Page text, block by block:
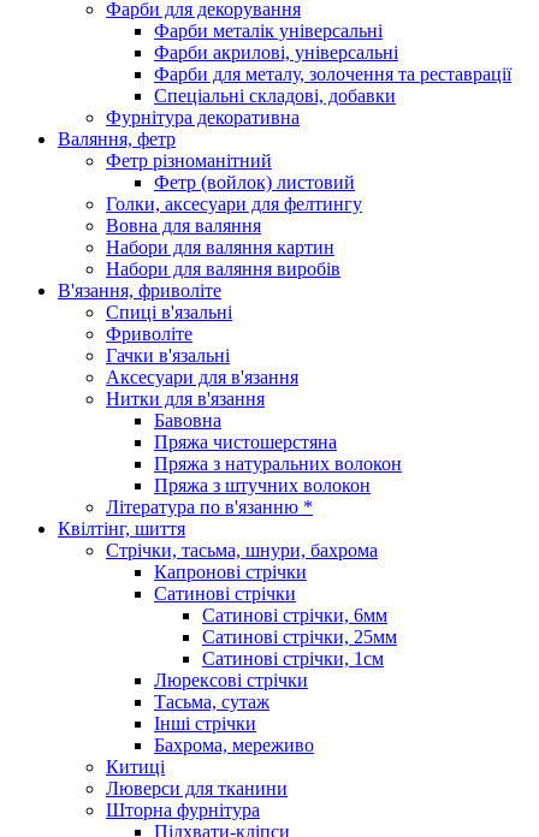
Фарби для декорування
Фарби металік універсальні
Фарби акрилові, універсальні
Фарби для металу, золочення та реставрації
Спеціальні складові, добавки
Фурнітура декоративна
Валяння, фетр
Фетр різноманітний
Фетр (войлок) листовий
Голки, аксесуари для фелтингу
Вовна для валяння
Набори для валяння картин
Набори для валяння виробів
В'язання, фриволіте
Спиці в'язальні
Фриволіте
Гачки в'язальні
Аксесуари для в'язання
Нитки для в'язання
Бавовна
Пряжа чистошерстяна
Пряжа з натуральних волокон
Пряжа з штучних волокон
Література по в'язанню *
Квілтінг, шиття
Стрічки, тасьма, шнури, бахрома
Капронові стрічки
Сатинові стрічки
Сатинові стрічки, 6мм
Сатинові стрічки, 25мм
Сатинові стрічки, 1см
Люрексові стрічки
Тасьма, сутаж
Інші стрічки
Бахрома, мереживо
Китиці
Люверси для тканини
Шторна фурнітура
Підхвати-кліпси